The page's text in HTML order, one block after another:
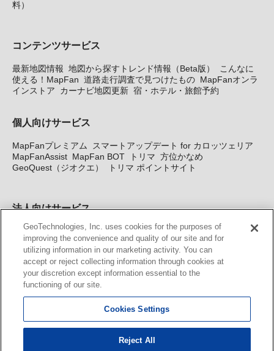
料）
コンテンツサービス
最新地図情報 地図から探すトレンド情報（Beta版）
こんなに
使える！MapFan 道路走行調査で見つけたもの MapFanオンラ
インストア
カーナビ地図更新 宿・ホテル・旅館予約
個人向けサービス
MapFanプレミアム
スマートアップデート for カロッツェリア
MapFanAssist MapFan BOT トリマ 方位かなめ
GeoQuest（ジオクエ）
トリマ ポイントサイト
法人向けサービス
法人向け地図・位置情報サービス WEBサイト・システム向け地
図API Windows PC向け地図開発キット MapFan DB 住所確認
サービス
MAP WORLD+ トリマ広告 Geo-Research
カーナビ地図更新サービス
MapFan スマートメンバーズ
KENWOOD MapFan Club
GeoTechnologies, Inc. uses cookies for the purposes of
improving the convenience and quality of our site and for
utilizing information in our marketing activity. You can
accept or reject collecting information through cookies at
your discretion except information essential to the
functioning of our site.
Cookies Settings
Reject All